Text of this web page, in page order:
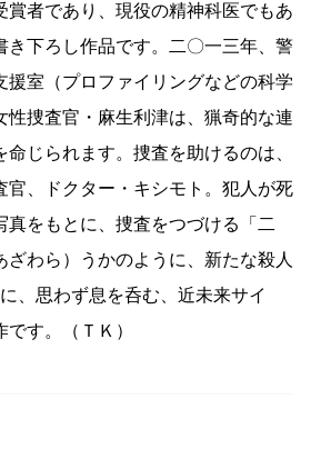
賞者であり、現役の精神科医でもあ
き下ろし作品です。二〇一三年、警
援室（プロファイリングなどの科学
性捜査官・麻生利津は、猟奇的な連
じられます。捜査を助けるのは、
官、ドクター・キシモト。犯人が死
真をもとに、捜査をつづける「二
ざわら）うかのように、新たな殺人
、思わず息を呑む、近未来サイ
す。（ＴＫ）